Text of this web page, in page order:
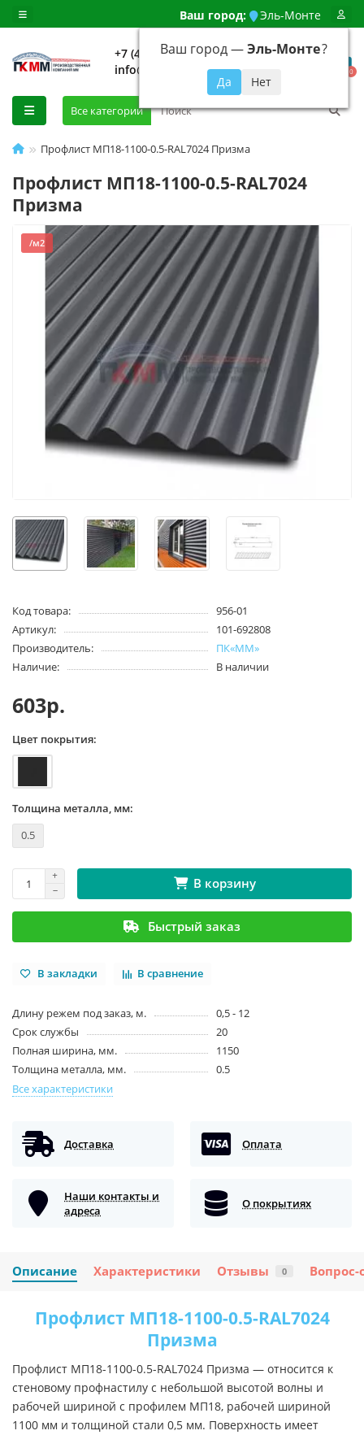
Ваш город: Эль-Монте
Ваш город —Эль-Монте?
+7 (499) 648-92-94
info@evroshtaketnikmoskva.ru
0
Все категории
Профлист МП18-1100-0.5-RAL7024 Призма
Профлист МП18-1100-0.5-RAL7024
Призма
/м2
Код товара:
956-01
Артикул:
101-692808
Производитель:
ПК«ММ»
Наличие:
В наличии
603р.
Цвет покрытия:
Толщина металла, мм:
0.5
В корзину
Быстрый заказ
В закладки В сравнение
Длину режем под заказ, м.
0,5 - 12
Срок службы
20
Полная ширина, мм.
1150
Толщина металла, мм.
0.5
Все характеристики
Доставка Оплата
Наши контакты и
адреса
О покрытиях
Описание Характеристики Отзывы 0 Вопрос-
Профлист МП18-1100-0.5-RAL7024
Призма
Профлист МП18-1100-0.5-RAL7024 Призма — относится к
стеновому профнастилу с небольшой высотой волны и
рабочей шириной с профилем МП18, рабочей шириной
1100 мм и толщиной стали 0,5 мм. Поверхность имеет